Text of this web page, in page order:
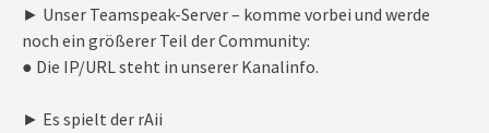
► Unser Teamspeak-Server – komme vorbei und werde
noch ein größerer Teil der Community:
● Die IP/URL steht in unserer Kanalinfo.
► Es spielt der rAii